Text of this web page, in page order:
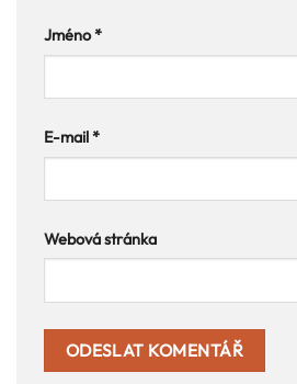
Jméno*
E-mail*
Webová stránka